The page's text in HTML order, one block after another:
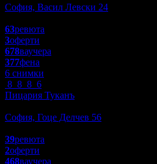
София, Васил Левски 24
63ревюта
3оферти
678ваучера
377фена
6 снимки
8 8 8 6
Пицария Туканъ
София, Гоце Делчев 56
39ревюта
2оферти
468ваучера